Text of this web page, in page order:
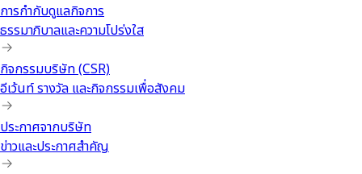
การกำกับดูแลกิจการ
ธรรมาภิบาลและความโปร่งใส
กิจกรรมบริษัท (CSR)
อีเว้นท์ รางวัล และกิจกรรมเพื่อสังคม
ประกาศจากบริษัท
ข่าวและประกาศสำคัญ